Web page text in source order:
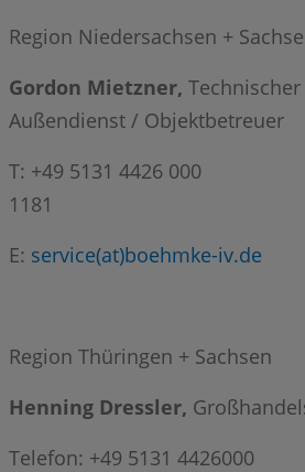
Region Niedersachsen +
Gordon Mietzner,
Außendienst / Objektbetreuer
T: +49 5131 4426 000
1181
E: service(at)boehmke-iv.de
Region Thüringen + Sachsen
Henning Dressler,
Telefon: +49 5131